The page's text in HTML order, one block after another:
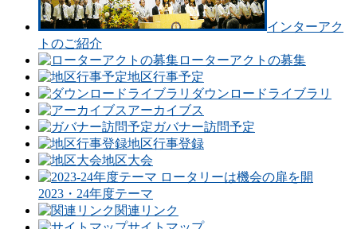
インターアク
トのご紹介
ローターアクトの募集
地区行事予定
ダウンロードライブラリ
アーカイブス
ガバナー訪問予定
地区行事登録
地区大会
2023・24年度テーマ
関連リンク